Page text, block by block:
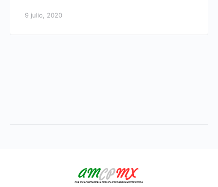
9 julio, 2020